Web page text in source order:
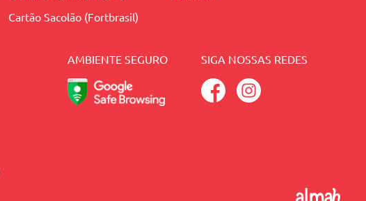
Cartão Sacolão (Fortbrasil)
AMBIENTE SEGURO SIGA NOSSAS REDES